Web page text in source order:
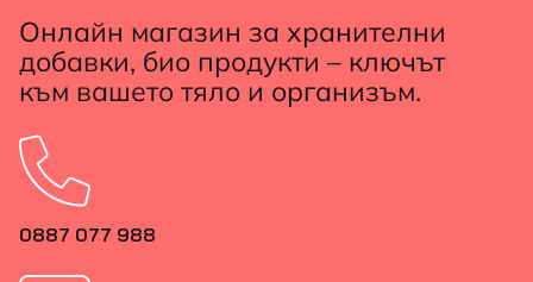
Онлайн магазин за хранителни
добавки, био продукти – ключът
към вашето тяло и организъм.
0887 077 988